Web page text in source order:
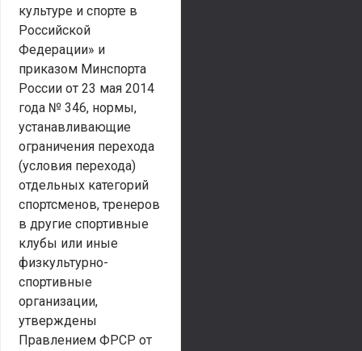
культуре и спорте в
Российской
Федерации» и
приказом Минспорта
России от 23 мая 2014
года № 346, нормы,
устанавливающие
ограничения перехода
(условия перехода)
отдельных категорий
спортсменов, тренеров
в другие спортивные
клубы или иные
физкультурно-
спортивные
организации,
утверждены
Правлением ФРСР от